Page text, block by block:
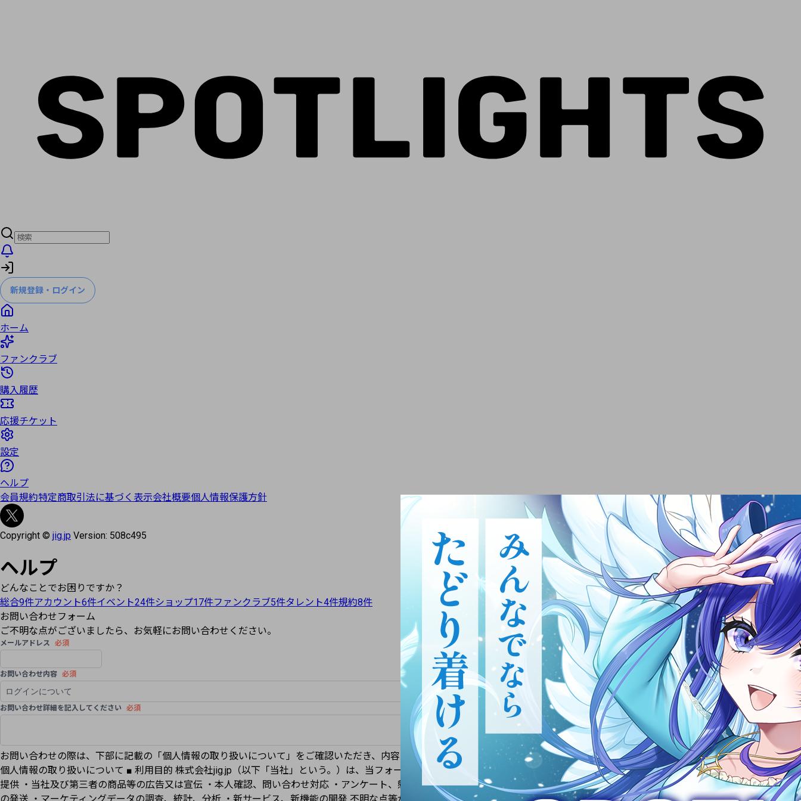
新規登録・ログイン
ホーム
ファンクラブ
購入履歴
応援チケット
設定
ヘルプ
会員規約特定商取引法に基づく表示会社概要個人情報保護方針
Copyright © jig.jp Version: 508c495
ヘルプ
どんなことでお困りですか？
総合9件アカウント6件イベント24件ショップ17件ファンクラブ5件タレント4件規約8件
お問い合わせフォーム
ご不明な点がございましたら、お気軽にお問い合わせください。
メールアドレス 必須
お問い合わせ内容 必須
お問い合わせ詳細を記入してください 必須
お問い合わせの際は、下部に記載の「個人情報の取り扱いについて」をご確認いただき、内容に同意のうえ「送信する」ボタンを押下してください。
個人情報の取り扱いについて ■ 利用目的 株式会社jig.jp（以下「当社」という。）は、当フォームよりご入力いただいた個人情報は、次の利用目的の範囲内で利用いたします。 ・サービス
提供 ・当社及び第三者の商品等の広告又は宣伝 ・本人確認、問い合わせ対応 ・アンケート、懸賞、キャンペーンの実施 ・アフィリエイト、マイレージサービスの提供 ・商品や景品など